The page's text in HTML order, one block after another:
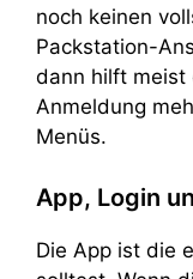
noch keinen
Packstation-
dann hilft meist
Anmeldung
Menüs.
App, Login
Die App ist die